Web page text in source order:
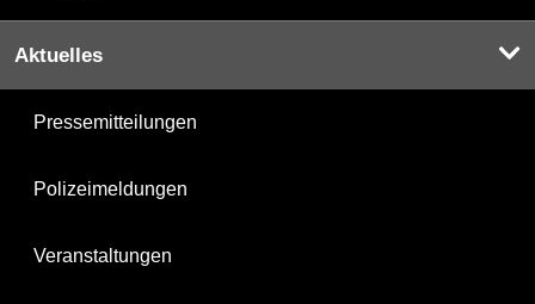
Aktuelles
Pressemitteilungen
Polizeimeldungen
Veranstaltungen